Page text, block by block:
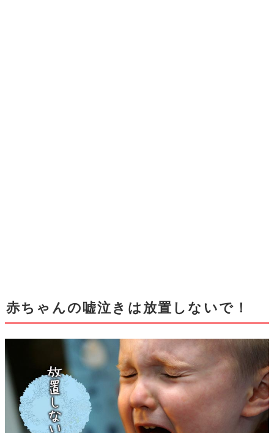
赤ちゃんの嘘泣きは放置しないで！